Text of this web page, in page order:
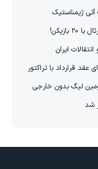
ژیمناستیک
ایران
عقد قرارداد با تراکتور
لیگ بدون خارجی
شد